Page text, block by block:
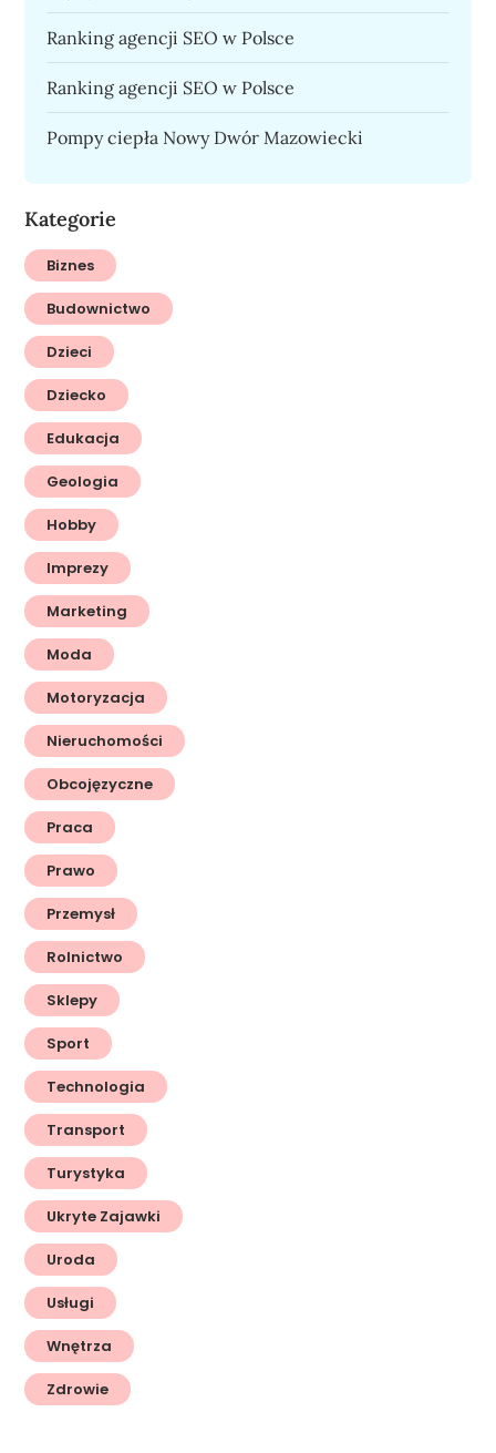
Ranking agencji SEO w Polsce
Ranking agencji SEO w Polsce
Pompy ciepła Nowy Dwór Mazowiecki
Kategorie
Biznes
Budownictwo
Dzieci
Dziecko
Edukacja
Geologia
Hobby
Imprezy
Marketing
Moda
Motoryzacja
Nieruchomości
Obcojęzyczne
Praca
Prawo
Przemysł
Rolnictwo
Sklepy
Sport
Technologia
Transport
Turystyka
Ukryte Zajawki
Uroda
Usługi
Wnętrza
Zdrowie